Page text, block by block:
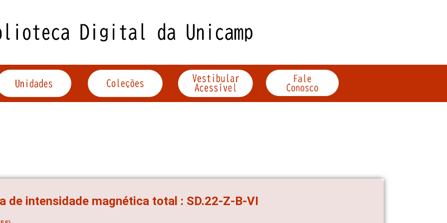
de intensidade magnética total : SD.22-Z-B-VI